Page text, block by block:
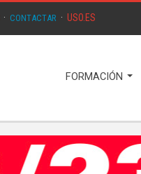
· CONTACTAR · USO.ES
FORMACIÓN